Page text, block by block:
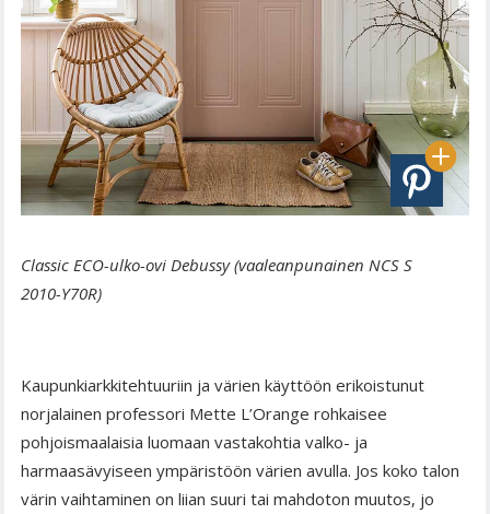
Classic ECO-ulko-ovi Debussy (vaaleanpunainen NCS S
2010-Y70R)
Kaupunkiarkkitehtuuriin ja värien käyttöön erikoistunut
norjalainen professori Mette L’Orange rohkaisee
pohjoismaalaisia luomaan vastakohtia valko- ja
harmaasävyiseen ympäristöön värien avulla. Jos koko talon
värin vaihtaminen on liian suuri tai mahdoton muutos, jo